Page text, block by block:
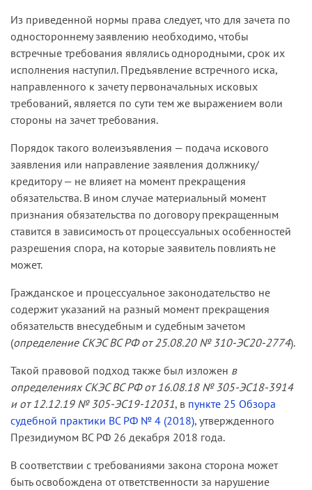
Из приведенной нормы права следует, что для зачета по
одностороннему заявлению необходимо, чтобы
встречные требования являлись однородными, срок их
исполнения наступил. Предъявление встречного иска,
направленного к зачету первоначальных исковых
требований, является по сути тем же выражением воли
стороны на зачет требования.
Порядок такого волеизъявления — подача искового
заявления или направление заявления должнику/
кредитору — не влияет на момент прекращения
обязательства. В ином случае материальный момент
признания обязательства по договору прекращенным
ставится в зависимость от процессуальных особенностей
разрешения спора, на которые заявитель повлиять не
может.
Гражданское и процессуальное законодательство не
содержит указаний на разный момент прекращения
обязательств внесудебным и судебным зачетом
(определение СКЭС ВС РФ от 25.08.20 № 310-ЭС20-2774).
Такой правовой подход также был изложен в
определениях СКЭС ВС РФ от 16.08.18 № 305-ЭС18-3914
и от 12.12.19 № 305-ЭС19-12031, в пункте 25 Обзора
судебной практики ВС РФ № 4 (2018), утвержденного
Президиумом ВС РФ 26 декабря 2018 года.
В соответствии с требованиями закона сторона может
быть освобождена от ответственности за нарушение